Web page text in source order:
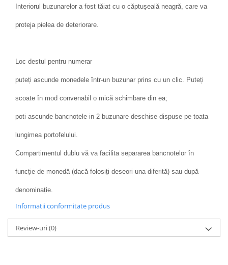
Interiorul buzunarelor a fost tăiat cu o căptușeală neagră, care va
proteja pielea de deteriorare.
Loc destul pentru numerar
puteți ascunde monedele într-un buzunar prins cu un clic. Puteți
scoate în mod convenabil o mică schimbare din ea;
poti ascunde bancnotele in 2 buzunare deschise dispuse pe toata
lungimea portofelului.
Compartimentul dublu vă va facilita separarea bancnotelor în
funcție de monedă (dacă folosiți deseori una diferită) sau după
denominație.
Informatii conformitate produs
Review-uri(0)